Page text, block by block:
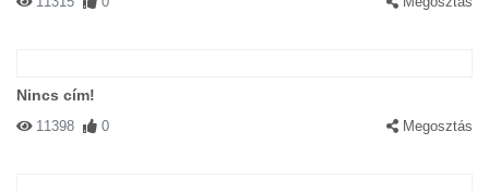
Nincs cím!
11398 0 Megosztás